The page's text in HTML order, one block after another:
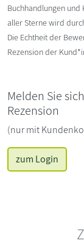
Buchhandlungen und
aller Sterne wird
Die Echtheit der
Rezension der
Melden Sie
Rezension
(nur mit
zum Login